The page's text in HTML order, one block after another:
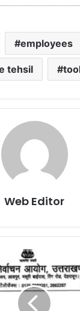
employees
tehsil
Web Editor